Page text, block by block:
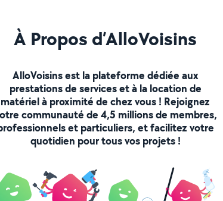
À Propos d’AlloVoisins
AlloVoisins est la plateforme dédiée aux
prestations de services et à la location de
matériel à proximité de chez vous ! Rejoignez
communauté de 4,5 millions de membres,
et particuliers, et facilitez votre
quotidien pour tous vos projets !